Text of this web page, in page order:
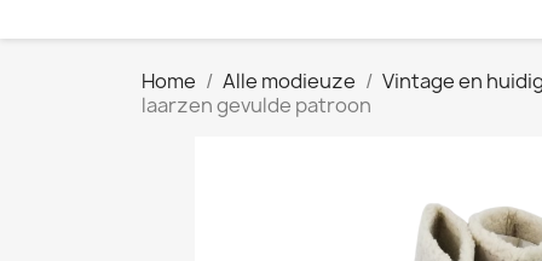
Home Alle modieuze
Vintage en
laarzen gevulde patroon